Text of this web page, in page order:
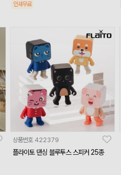
인쇄무료
상품번호 422379
플라이토 댄싱 블루투스 스피커 25종